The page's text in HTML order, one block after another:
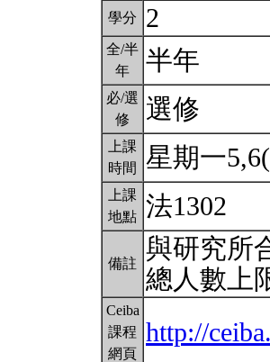
學分 2
全/半
年
半年
必/選
修
選修
上課
時間
星期一
上課
地點 法1302
備註
與研究所
總人數上
Ceiba
課程
網頁
http://